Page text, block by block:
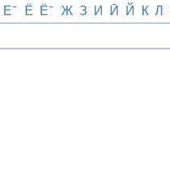
Е Ё Ё Ж З И Ӣ Й К Л